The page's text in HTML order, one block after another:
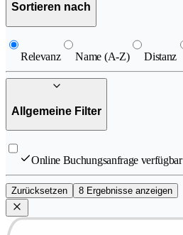
Sortieren nach
Relevanz Name (A-Z) Distanz
Allgemeine Filter
Online Buchungsanfrage verfügbar
Zurücksetzen 8 Ergebnisse anzeigen